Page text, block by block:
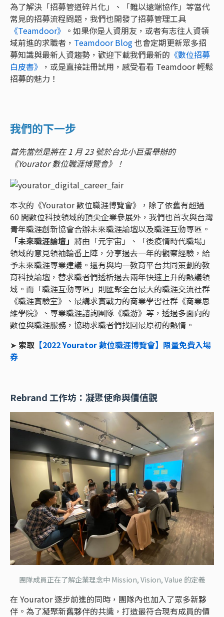
為了解決「招募管道碎片化」、「難以遠端協作」等當代
常見的招募流程問題，我們也開發了招募管理工具
《Teamdoor》 。如果你是人資朋友，或者有志往人資領
域前進的求職者， Teamdoor Blog也會定期更新眾多招
募知識與最新人資趨勢，歡迎下載我們最新的 《數位招募
白皮書》 ，或是直接註冊試用，感受看看 Teamdoor 輕鬆
招募的魅力！
我們的下一步
首先當然是將在 1 月 23 號於台北小巨蛋舉辦的
《Yourator 數位職涯博覽會》！
本次的《Yourator 數位職涯博覽會》，除了依舊有超過
60 間數位科技領域的頂尖企業參展外，我們也首次與台灣
青年職涯創新協會合辦未來職涯論壇以及職涯互動專區。
「未來職涯論壇」 將由「元宇宙」、「後疫情時代職場」
領域的意見領袖輪番上陣，分享過去一年的觀察經驗，給
予未來職涯專業建議。還有與均一教育平台共同策劃的教
育科技論壇，替求職者們透析過去兩年快速上升的熱議領
域。而「職涯互動專區」則匯聚全台最大的職涯交流社群
《職涯實驗室》、最講求實戰力的商業學習社群《商業思
維學院》、專業職涯諮詢團隊《職游》等，透過多面向的
數位與職涯服務，協助求職者們找回最原初的熱情。
➤ 索取 【2022 Yourator 數位職涯博覽會】限量免費入場
券
Rebrand 工作坊：凝聚使命與價值觀
團隊成員正在了解企業理念中 Mission, Vision, Value 的定義
在 Yourator 逐步前進的同時，團隊內也加入了眾多新夥
伴。為了凝聚新舊夥伴的共識，打造最符合現有成員的價